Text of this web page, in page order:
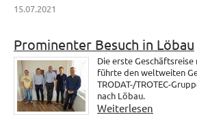
15.07.2021
Prominenter Besuch in Löbau
Die erste
führte den weltweiten
TRODAT-/TROTEC-
nach Löbau.
Weiterlesen